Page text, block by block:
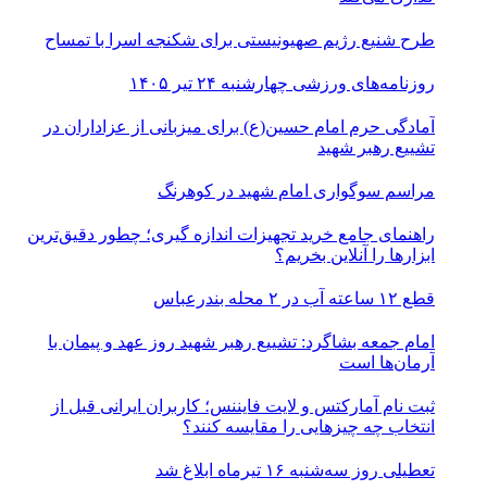
طرح شنیع رژیم صهیونیستی برای شکنجه اسرا با تمساح
روزنامه‌های ورزشی چهارشنبه ۲۴ تیر ۱۴۰۵
آمادگی حرم امام حسین(ع) برای میزبانی از عزاداران در
تشییع رهبر شهید
مراسم سوگواری امام شهید در کوهرنگ
راهنمای جامع خرید تجهیزات اندازه گیری؛ چطور دقیق‌ترین
ابزارها را آنلاین بخریم؟
قطع ۱۲ ساعته آب در ۲ محله بندرعباس
امام جمعه بشاگرد: تشییع رهبر شهید روز عهد و پیمان با
آرمان‌ها است
ثبت نام آمارکتس و لایت فایننس؛ کاربران ایرانی قبل از
انتخاب چه چیزهایی را مقایسه کنند؟
تعطیلی روز سه‌شنبه ۱۶ تیرماه ابلاغ شد